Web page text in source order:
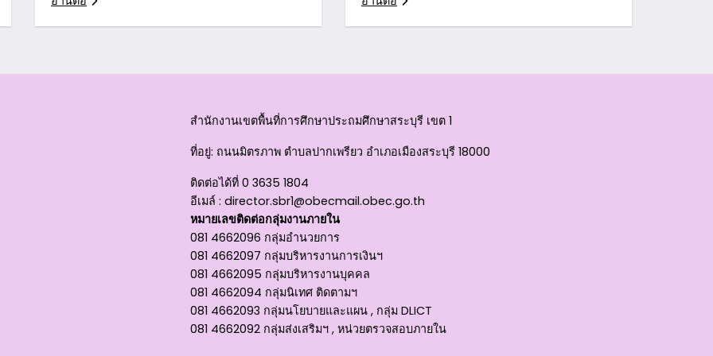
สำนักงานเขตพื้นที่การศึกษาประถมศึกษาสระบุรี เขต 1
ที่อยู่: ถนนมิตรภาพ ตำบลปากเพรียว อำเภอเมืองสระบุรี 18000
ติดต่อได้ที่ 0 3635 1804
อีเมล์ : director.sbr1@obecmail.obec.go.th
หมายเลขติดต่อกลุ่มงานภายใน
081 4662096 กลุ่มอำนวยการ
081 4662097 กลุ่มบริหารงานการเงินฯ
081 4662095 กลุ่มบริหารงานบุคคล
081 4662094 กลุ่มนิเทศ ติดตามฯ
081 4662093 กลุ่มนโยบายและแผน , กลุ่ม DLICT
081 4662092 กลุ่มส่งเสริมฯ , หน่วยตรวจสอบภายใน